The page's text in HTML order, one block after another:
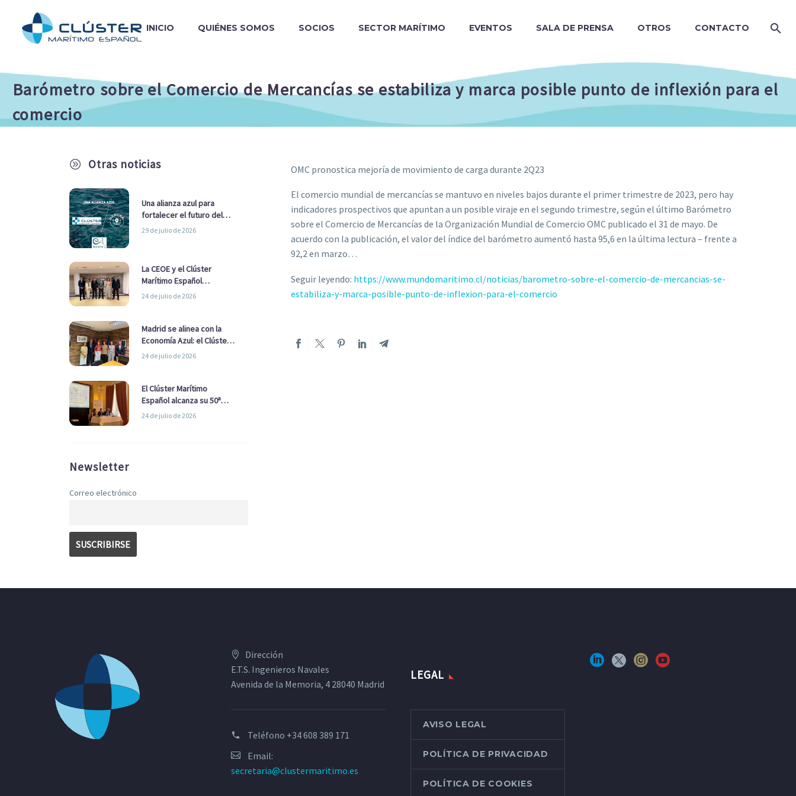
INICIO QUIÉNES SOMOS SOCIOS SECTOR MARÍTIMO EVENTOS SALA DE PRENSA OTROS CONTACTO
Barómetro sobre el Comercio de Mercancías se estabiliza y marca posible punto de inflexión para el
comercio
A Otras noticias
Una alianza azul para
fortalecer el futuro del
sector marítimo
29 de julio de 2026
La CEOE y el Clúster
Marítimo Español
refuerzan su alianza para
24 de julio de 2026
Madrid se alinea con la
Economía Azul: el Clúster
Marítimo Español y la Real
Ayuntamiento
24 de julio de 2026
El Clúster Marítimo
Español alcanza su 50ª
Asamblea reafirmando su
24 de julio de 2026
Newsletter
Correo electrónico
OMC pronostica mejoría de movimiento de carga durante 2Q23
El comercio mundial de mercancías se mantuvo en niveles bajos durante el primer trimestre de 2023, pero hay
indicadores prospectivos que apuntan a un posible viraje en el segundo trimestre, según el último Barómetro
sobre el Comercio de Mercancías de la Organización Mundial de Comercio OMC publicado el 31 de mayo. De
acuerdo con la publicación, el valor del índice del barómetro aumentó hasta 95,6 en la última lectura – frente a
92,2 en marzo…
Seguir leyendo: https://www.mundomaritimo.cl/noticias/barometro-sobre-el-comercio-de-mercancias-se-
estabiliza-y-marca-posible-punto-de-inflexion-para-el-comercio
Dirección
E.T.S. Ingenieros Navales
Avenida de la Memoria, 4 28040 Madrid
Teléfono +34 608 389 171
Email:
secretaria@clustermaritimo.es
LEGAL
AVISO LEGAL
POLÍTICA DE PRIVACIDAD
POLÍTICA DE COOKIES